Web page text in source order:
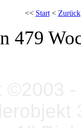
<< Start< Zurück
479